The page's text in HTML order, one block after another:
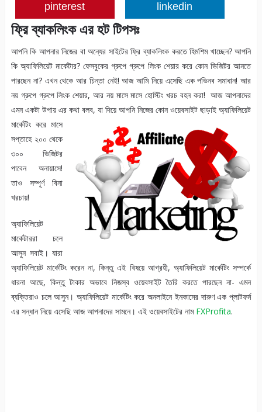
pinterest linkedin
ফ্রি ব্যাকলিংক এর হট টিপসঃ
আপনি কি আপনার নিজের বা অন্যের সাইটের ফ্রি ব্যাকলিংক করতে হিমশিম খাচ্ছেন? আপনি
কি অ্যাফিলিয়েট মার্কেটার? ফেসবুকের গ্রুপে গ্রুপে লিংক শেয়ার করে কোন ভিজিটর আনতে
পারছেন না? এখন থেকে আর চিন্তা নেই! আজ আমি নিয়ে এসেছি এক পভিনব সমাধান! আর
নয় গ্রুপে গ্রুপে লিংক শেয়ার, আর নয় মাসে মাসে হোস্টিং খরচ বহন করা! আজ আপনাদের
এমন একটা উপায় এর কথা বলব, যা দিয়ে আপনি নিজের কোন ওয়েবসাইট ছাড়াই অ্যাফিলিয়েট
মার্কেটিংকরে মাসে
সপ্তাহে ২০০ থেকে
৩০০ ভিজিটর
পাবেন অনায়াসে!
তাও সম্পূর্ণ বিনা
খরচায়!
অ্যাফিলিয়েট
মার্কেটাররা চলে
আসুন সবাই। যারা
অ্যাফিলিয়েট মার্কেটিং করেন না, কিন্তু এই বিষয়ে আগ্রহী, অ্যাফিলিয়েট মার্কেটিং সম্পর্কে
ধারনা আছে, কিন্তু টাকার অভাবে নিজস্ব ওয়েবসাইট তৈরি করতে পারছেন না- এমন
ব্যক্তিরাও চলে আসুন। অ্যাফিলিয়েট মার্কেটিং করে অনলাইনে ইনকামের দারুণ এক প্লাটফর্ম
এর সন্ধান নিয়ে এসেছি আজ আপনাদের সামনে। এই ওয়েবসাইটের নাম FXProfita.